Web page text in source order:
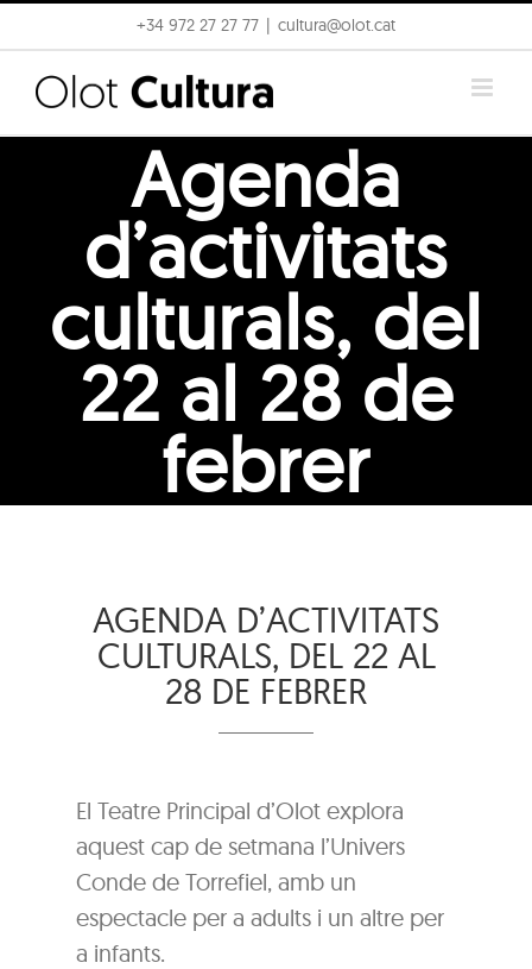
to
content
+34 972 27 27 77 cultura@olot.cat
Agenda
d’activitats
culturals, del
22 al 28 de
febrer
AGENDA D’ACTIVITATS
CULTURALS, DEL 22 AL
28 DE FEBRER
El Teatre Principal d’Olot explora
aquest cap de setmana l’Univers
Conde de Torrefiel, amb un
espectacle per a adults i un altre per
a infants.